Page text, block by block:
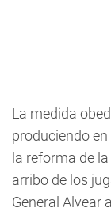
La medida
produciendo
la reforma de
arribo de los
General Alvear